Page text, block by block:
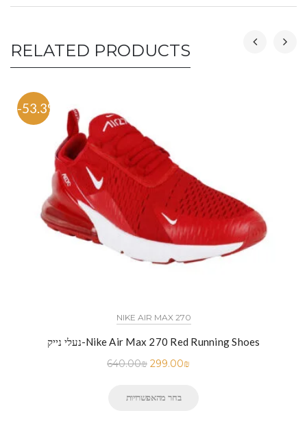
RELATED PRODUCTS
-53.3%
NIKE AIR MAX 270
נעלי נייק-Nike Air Max 270 Red Running Shoes
640.00₪ 299.00₪
בחר מהאפשרויות